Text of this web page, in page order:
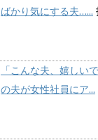
ばかり気にする夫…...
「こんな夫、嬉しい
の夫が女性社員にア...